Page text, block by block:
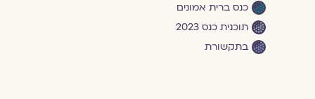
כנס ברית אמונים
תוכנית כנס 2023
בתקשורת